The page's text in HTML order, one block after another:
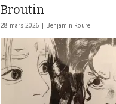
Broutin
28 mars 2026 | Benjamin Roure